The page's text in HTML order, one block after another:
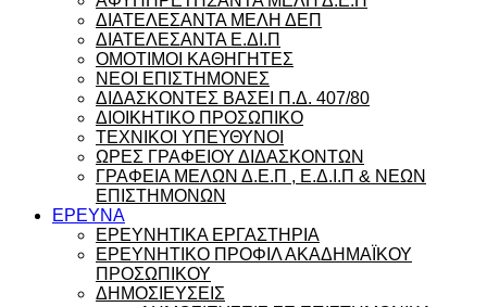
ΔΙΑΤΕΛΕΣΑΝΤΑ ΜΕΛΗ ΔΕΠ
ΔΙΑΤΕΛΕΣΑΝΤΑ Ε.ΔΙ.Π
ΟΜΟΤΙΜΟΙ ΚΑΘΗΓΗΤΕΣ
ΝΕΟΙ ΕΠΙΣΤΗΜΟΝΕΣ
ΔΙΔΑΣΚΟΝΤΕΣ ΒΑΣΕΙ Π.Δ. 407/80
ΔΙΟΙΚΗΤΙΚΟ ΠΡΟΣΩΠΙΚΟ
ΤΕΧΝΙΚΟΙ ΥΠΕΥΘΥΝΟΙ
ΩΡΕΣ ΓΡΑΦΕΙΟΥ ΔΙΔΑΣΚΟΝΤΩΝ
ΓΡΑΦΕΙΑ ΜΕΛΩΝ Δ.Ε.Π , Ε.Δ.Ι.Π & ΝΕΩΝ
ΕΠΙΣΤΗΜΟΝΩΝ
ΕΡΕΥΝΑ
ΕΡΕΥΝΗΤΙΚΑ ΕΡΓΑΣΤΗΡΙΑ
ΕΡΕΥΝΗΤΙΚΟ ΠΡΟΦΙΛ ΑΚΑΔΗΜΑΪΚΟΥ
ΠΡΟΣΩΠΙΚΟΥ
ΔΗΜΟΣΙΕΥΣΕΙΣ